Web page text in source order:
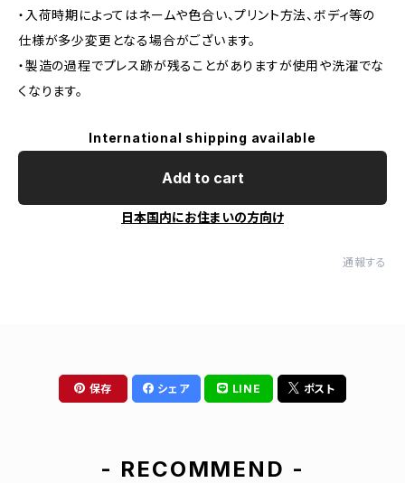
・入荷時期によってはネームや色合い、プリント方法、ボディ等の
仕様が多少変更となる場合がございます。
・製造の過程でプレス跡が残ることがありますが使用や洗濯でな
くなります。
International shipping available
Add to cart
日本国内にお住まいの方向け
通報する
保存 シェア LINE ポスト
- RECOMMEND -